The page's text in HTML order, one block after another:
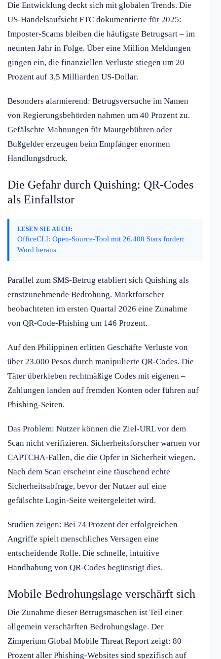
Die Entwicklung deckt sich mit globalen Trends. Die
US-Handelsaufsicht FTC dokumentierte für 2025:
Imposter-Scams bleiben die häufigste Betrugsart – im
neunten Jahr in Folge. Über eine Million Meldungen
gingen ein, die finanziellen Verluste stiegen um 20
Prozent auf 3,5 Milliarden US-Dollar.
Besonders alarmierend: Betrugsversuche im Namen
von Regierungsbehörden nahmen um 40 Prozent zu.
Gefälschte Mahnungen für Mautgebühren oder
Bußgelder erzeugen beim Empfänger enormen
Handlungsdruck.
Die Gefahr durch Quishing: QR-Codes
als Einfallstor
LESEN SIE AUCH:
OfficeCLI: Open-Source-Tool mit 26.400 Stars fordert
Word heraus
Parallel zum SMS-Betrug etabliert sich Quishing als
ernstzunehmende Bedrohung. Marktforscher
beobachteten im ersten Quartal 2026 eine Zunahme
von QR-Code-Phishing um 146 Prozent.
Auf den Philippinen erlitten Geschäfte Verluste von
über 23.000 Pesos durch manipulierte QR-Codes. Die
Täter überkleben rechtmäßige Codes mit eigenen –
Zahlungen landen auf fremden Konten oder führen auf
Phishing-Seiten.
Das Problem: Nutzer können die Ziel-URL vor dem
Scan nicht verifizieren. Sicherheitsforscher warnen vor
CAPTCHA-Fallen, die die Opfer in Sicherheit wiegen.
Nach dem Scan erscheint eine täuschend echte
Sicherheitsabfrage, bevor der Nutzer auf eine
gefälschte Login-Seite weitergeleitet wird.
Studien zeigen: Bei 74 Prozent der erfolgreichen
Angriffe spielt menschliches Versagen eine
entscheidende Rolle. Die schnelle, intuitive
Handhabung von QR-Codes begünstigt dies.
Mobile Bedrohungslage verschärft sich
Die Zunahme dieser Betrugsmaschen ist Teil einer
allgemein verschärften Bedrohungslage. Der
Zimperium Global Mobile Threat Report zeigt: 80
Prozent aller Phishing-Websites sind spezifisch auf